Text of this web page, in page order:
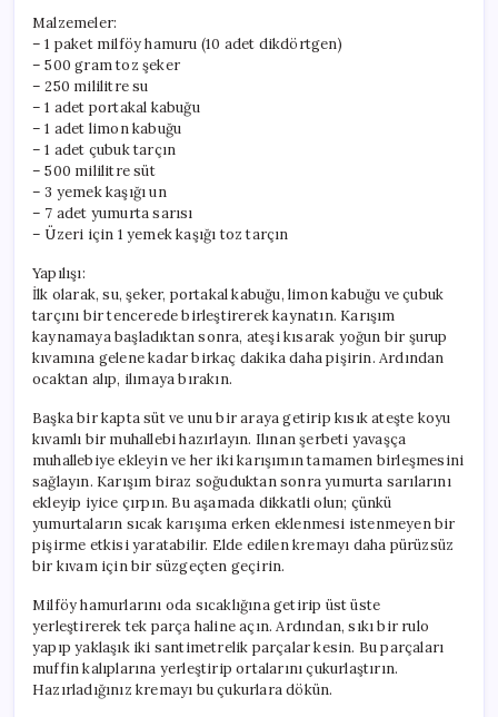
Malzemeler:
– 1 paket milföy hamuru (10 adet dikdörtgen)
– 500 gram toz şeker
– 250 mililitre su
– 1 adet portakal kabuğu
– 1 adet limon kabuğu
– 1 adet çubuk tarçın
– 500 mililitre süt
– 3 yemek kaşığı un
– 7 adet yumurta sarısı
– Üzeri için 1 yemek kaşığı toz tarçın
Yapılışı:
İlk olarak, su, şeker, portakal kabuğu, limon kabuğu ve çubuk
tarçını bir tencerede birleştirerek kaynatın. Karışım
kaynamaya başladıktan sonra, ateşi kısarak yoğun bir şurup
kıvamına gelene kadar birkaç dakika daha pişirin. Ardından
ocaktan alıp, ilımaya bırakın.
Başka bir kapta süt ve unu bir araya getirip kısık ateşte koyu
kıvamlı bir muhallebi hazırlayın. Ilınan şerbeti yavaşça
muhallebiye ekleyin ve her iki karışımın tamamen birleşmesini
sağlayın. Karışım biraz soğuduktan sonra yumurta sarılarını
ekleyip iyice çırpın. Bu aşamada dikkatli olun; çünkü
yumurtaların sıcak karışıma erken eklenmesi istenmeyen bir
pişirme etkisi yaratabilir. Elde edilen kremayı daha pürüzsüz
bir kıvam için bir süzgeçten geçirin.
Milföy hamurlarını oda sıcaklığına getirip üst üste
yerleştirerek tek parça haline açın. Ardından, sıkı bir rulo
yapıp yaklaşık iki santimetrelik parçalar kesin. Bu parçaları
muffin kalıplarına yerleştirip ortalarını çukurlaştırın.
Hazırladığınız kremayı bu çukurlara dökün.